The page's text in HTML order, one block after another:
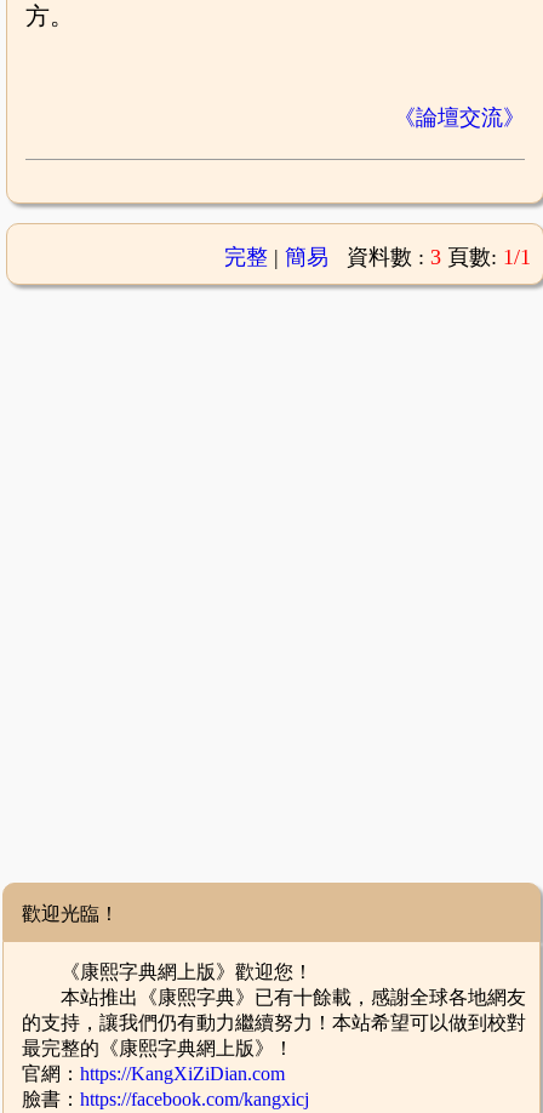
方。
《論壇交流》
完整| 簡易 資料數 : 3 頁數: 1/1
歡迎光臨！
《康熙字典網上版》歡迎您！
本站推出《康熙字典》已有十餘載，感謝全球各地網友
的支持，讓我們仍有動力繼續努力！本站希望可以做到校對
最完整的《康熙字典網上版》！
官網：https://KangXiZiDian.com
臉書：https://facebook.com/kangxicj